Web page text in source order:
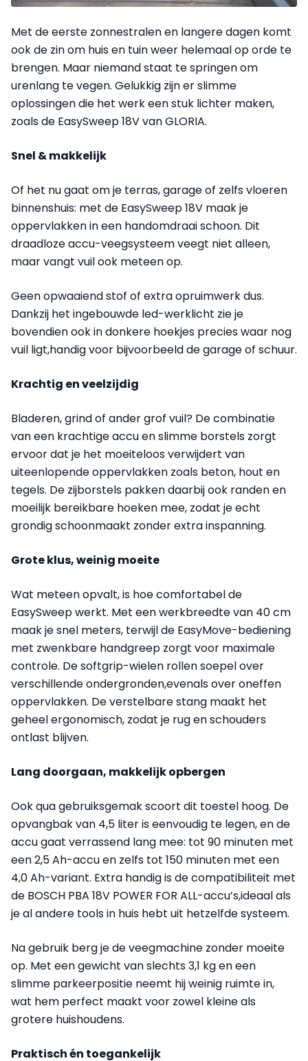
Met de eerste zonnestralen en langere dagen komt
ook de zin om huis en tuin weer helemaal op orde te
brengen. Maar niemand staat te springen om
urenlang te vegen. Gelukkig zijn er slimme
oplossingen die het werk een stuk lichter maken,
zoals de EasySweep 18V van GLORIA.
Snel & makkelijk
Of het nu gaat om je terras, garage of zelfs vloeren
binnenshuis: met de EasySweep 18V maak je
oppervlakken in een handomdraai schoon. Dit
draadloze accu-veegsysteem veegt niet alleen,
maar vangt vuil ook meteen op.
Geen opwaaiend stof of extra opruimwerk dus.
Dankzij het ingebouwde led-werklicht zie je
bovendien ook in donkere hoekjes precies waar nog
vuil ligt,handig voor bijvoorbeeld de garage of schuur.
Krachtig en veelzijdig
Bladeren, grind of ander grof vuil? De combinatie
van een krachtige accu en slimme borstels zorgt
ervoor dat je het moeiteloos verwijdert van
uiteenlopende oppervlakken zoals beton, hout en
tegels. De zijborstels pakken daarbij ook randen en
moeilijk bereikbare hoeken mee, zodat je echt
grondig schoonmaakt zonder extra inspanning.
Grote klus, weinig moeite
Wat meteen opvalt, is hoe comfortabel de
EasySweep werkt. Met een werkbreedte van 40 cm
maak je snel meters, terwijl de EasyMove-bediening
met zwenkbare handgreep zorgt voor maximale
controle. De softgrip-wielen rollen soepel over
verschillende ondergronden,evenals over oneffen
oppervlakken. De verstelbare stang maakt het
geheel ergonomisch, zodat je rug en schouders
ontlast blijven.
Lang doorgaan, makkelijk opbergen
Ook qua gebruiksgemak scoort dit toestel hoog. De
opvangbak van 4,5 liter is eenvoudig te legen, en de
accu gaat verrassend lang mee: tot 90 minuten met
een 2,5 Ah-accu en zelfs tot 150 minuten met een
4,0 Ah-variant. Extra handig is de compatibiliteit met
de BOSCH PBA 18V POWER FOR ALL-accu’s,ideaal als
je al andere tools in huis hebt uit hetzelfde systeem.
Na gebruik berg je de veegmachine zonder moeite
op. Met een gewicht van slechts 3,1 kg en een
slimme parkeerpositie neemt hij weinig ruimte in,
wat hem perfect maakt voor zowel kleine als
grotere huishoudens.
Praktisch én toegankelijk